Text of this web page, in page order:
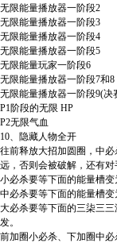
无限能量播放器一阶段2
无限能量播放器一阶段3
无限能量播放器一阶段4
无限能量播放器一阶段5
无限能量玩家一阶段6
无限能量播放器一阶段7和8
无限能量播放器一阶段9(决
P1阶段的无限 HP
P2无限气血
10、隐藏人物全开
往前释放大招加圆圈，中
远，否则会被破解，还有对
小必杀要等下面的能量槽变
中必杀要等下面的能量槽变
大必杀要等下面的三柒三
发。
前加圈小必杀、下加圈中必